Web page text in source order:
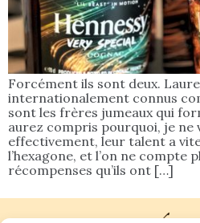
Forcément ils sont deux.
internationalement connus
sont les frères jumeaux qui
aurez compris pourquoi, je ne
effectivement, leur talent a
l’hexagone, et l’on ne compte
récompenses qu’ils ont […]